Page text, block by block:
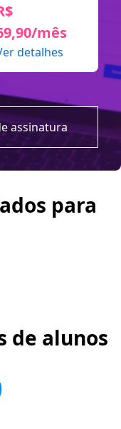
mês
detalhes
assinatura
para
de alunos